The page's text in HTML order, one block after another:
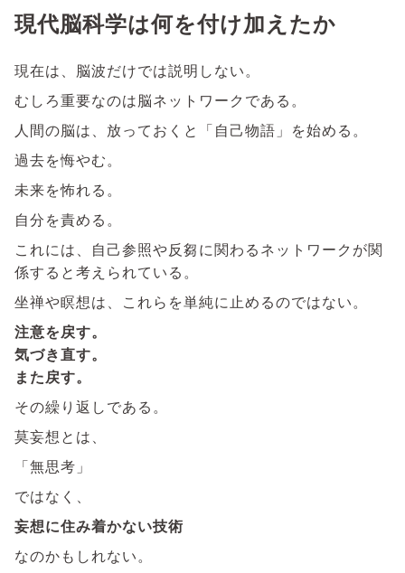
現代脳科学は何を付け加えたか
現在は、脳波だけでは説明しない。
むしろ重要なのは脳ネットワークである。
人間の脳は、放っておくと「自己物語」を始める。
過去を悔やむ。
未来を怖れる。
自分を責める。
これには、自己参照や反芻に関わるネットワークが関
係すると考えられている。
坐禅や瞑想は、これらを単純に止めるのではない。
注意を戻す。
気づき直す。
また戻す。
その繰り返しである。
莫妄想とは、
「無思考」
ではなく、
妄想に住み着かない技術
なのかもしれない。